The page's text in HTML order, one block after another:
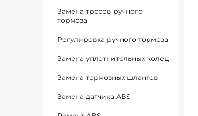
Замена тросов ручного
тормоза
Регулировка ручного тормоза
Замена уплотнительных колец
Замена тормозных шлангов
Замена датчика ABS